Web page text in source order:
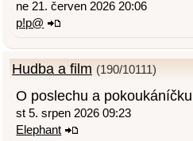
ne 21. červen 2026 20:06
p!p@
Hudba a film (190/10111)
O poslechu a pokoukáníčku
st 5. srpen 2026 09:23
Elephant